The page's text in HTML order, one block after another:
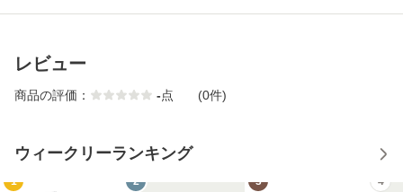
レビュー
商品の評価： -点 (0件)
ウィークリーランキング
1 2 3 4